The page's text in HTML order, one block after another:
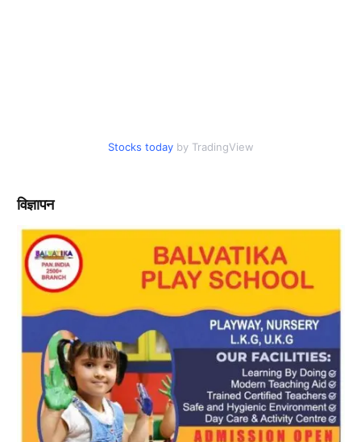
Stocks today by TradingView
विज्ञापन